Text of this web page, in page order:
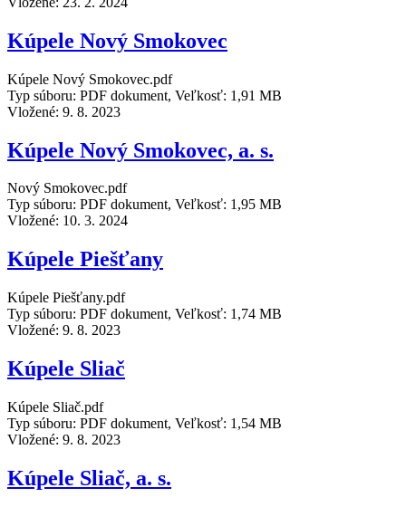
Kúpele Nový Smokovec
Kúpele Nový Smokovec.pdf
Typ súboru: PDF dokument, Veľkosť: 1,91 MB
Vložené: 9. 8. 2023
Kúpele Nový Smokovec, a. s.
Nový Smokovec.pdf
Typ súboru: PDF dokument, Veľkosť: 1,95 MB
Vložené: 10. 3. 2024
Kúpele Piešťany
Kúpele Piešťany.pdf
Typ súboru: PDF dokument, Veľkosť: 1,74 MB
Vložené: 9. 8. 2023
Kúpele Sliač
Kúpele Sliač.pdf
Typ súboru: PDF dokument, Veľkosť: 1,54 MB
Vložené: 9. 8. 2023
Kúpele Sliač, a. s.